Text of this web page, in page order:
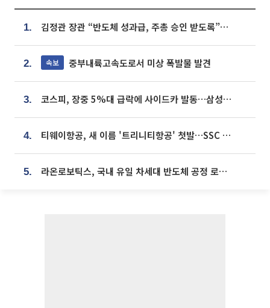
1. 김정관 장관 “반도체 성과급, 주총 승인 받도록”…상법·자본시장법 개정 시사
2. 속보 중부내륙고속도로서 미상 폭발물 발견
3. 코스피, 장중 5%대 급락에 사이드카 발동…삼성·SK 동반 폭락
4. 티웨이항공, 새 이름 '트리니티항공' 첫발…SSC 전략 본격화
5. 라온로보틱스, 국내 유일 차세대 반도체 공정 로봇 개발 ‘고객사 테스트 진행’